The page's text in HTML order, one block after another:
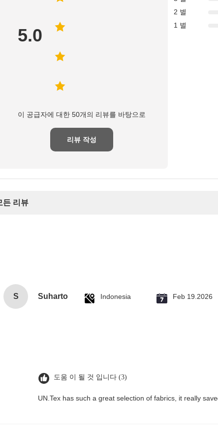
5.0
이 공급자에 대한 50개의 리뷰를 바탕으로
리뷰 작성
2 별
1 별
든 리뷰
S Suharto Indonesia Feb 19.2026
도움 이 될 것 입니다 (3)
UN.Tex has such a great selection of fabrics, it really